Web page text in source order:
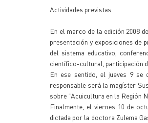
Actividades previstas
En el marco de la edición 2008
presentación y exposiciones de
del sistema educativo,
científico-cultural, participación
En ese sentido, el jueves 9
responsable será la magíster
sobre "Acuicultura en la Región
Finalmente, el viernes 10 de
dictada por la doctora Zulema